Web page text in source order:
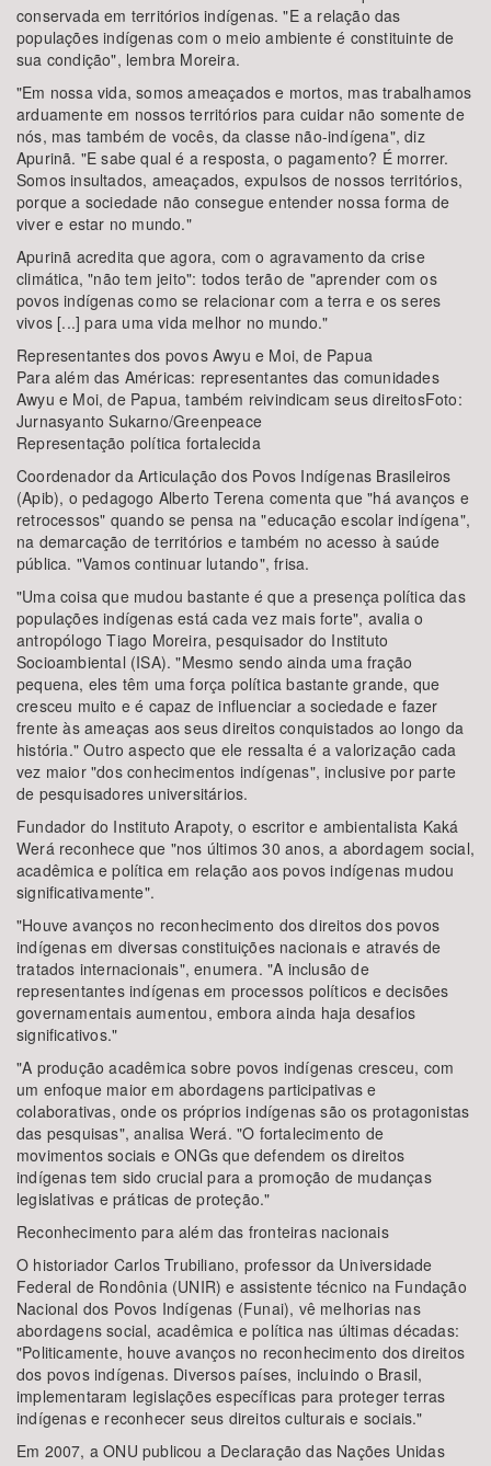
conservada em territórios indígenas. "E a relação das
populações indígenas com o meio ambiente é constituinte de
sua condição", lembra Moreira.
"Em nossa vida, somos ameaçados e mortos, mas trabalhamos
arduamente em nossos territórios para cuidar não somente de
nós, mas também de vocês, da classe não-indígena", diz
Apurinã. "E sabe qual é a resposta, o pagamento? É morrer.
Somos insultados, ameaçados, expulsos de nossos territórios,
porque a sociedade não consegue entender nossa forma de
viver e estar no mundo."
Apurinã acredita que agora, com o agravamento da crise
climática, "não tem jeito": todos terão de "aprender com os
povos indígenas como se relacionar com a terra e os seres
vivos [...] para uma vida melhor no mundo."
Representantes dos povos Awyu e Moi, de Papua
Para além das Américas: representantes das comunidades
Awyu e Moi, de Papua, também reivindicam seus direitosFoto:
Jurnasyanto Sukarno/Greenpeace
Representação política fortalecida
Coordenador da Articulação dos Povos Indígenas Brasileiros
(Apib), o pedagogo Alberto Terena comenta que "há avanços e
retrocessos" quando se pensa na "educação escolar indígena",
na demarcação de territórios e também no acesso à saúde
pública. "Vamos continuar lutando", frisa.
"Uma coisa que mudou bastante é que a presença política das
populações indígenas está cada vez mais forte", avalia o
antropólogo Tiago Moreira, pesquisador do Instituto
Socioambiental (ISA). "Mesmo sendo ainda uma fração
pequena, eles têm uma força política bastante grande, que
cresceu muito e é capaz de influenciar a sociedade e fazer
frente às ameaças aos seus direitos conquistados ao longo da
história." Outro aspecto que ele ressalta é a valorização cada
vez maior "dos conhecimentos indígenas", inclusive por parte
de pesquisadores universitários.
Fundador do Instituto Arapoty, o escritor e ambientalista Kaká
Werá reconhece que "nos últimos 30 anos, a abordagem social,
acadêmica e política em relação aos povos indígenas mudou
significativamente".
"Houve avanços no reconhecimento dos direitos dos povos
indígenas em diversas constituições nacionais e através de
tratados internacionais", enumera. "A inclusão de
representantes indígenas em processos políticos e decisões
governamentais aumentou, embora ainda haja desafios
significativos."
"A produção acadêmica sobre povos indígenas cresceu, com
um enfoque maior em abordagens participativas e
colaborativas, onde os próprios indígenas são os protagonistas
das pesquisas", analisa Werá. "O fortalecimento de
movimentos sociais e ONGs que defendem os direitos
indígenas tem sido crucial para a promoção de mudanças
legislativas e práticas de proteção."
Reconhecimento para além das fronteiras nacionais
O historiador Carlos Trubiliano, professor da Universidade
Federal de Rondônia (UNIR) e assistente técnico na Fundação
Nacional dos Povos Indígenas (Funai), vê melhorias nas
abordagens social, acadêmica e política nas últimas décadas:
"Politicamente, houve avanços no reconhecimento dos direitos
dos povos indígenas. Diversos países, incluindo o Brasil,
implementaram legislações específicas para proteger terras
indígenas e reconhecer seus direitos culturais e sociais."
Em 2007, a ONU publicou a Declaração das Nações Unidas